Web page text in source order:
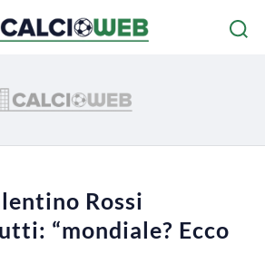
Rossi
“mondiale? Ecco